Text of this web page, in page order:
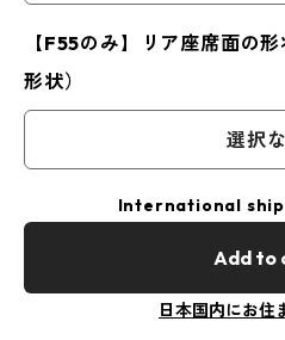
【F55のみ】リア座席面の
形状）
選択
International
Add to
日本国内にお住